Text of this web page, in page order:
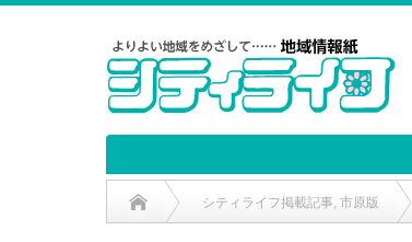
シティライフ掲載記事, 市原版